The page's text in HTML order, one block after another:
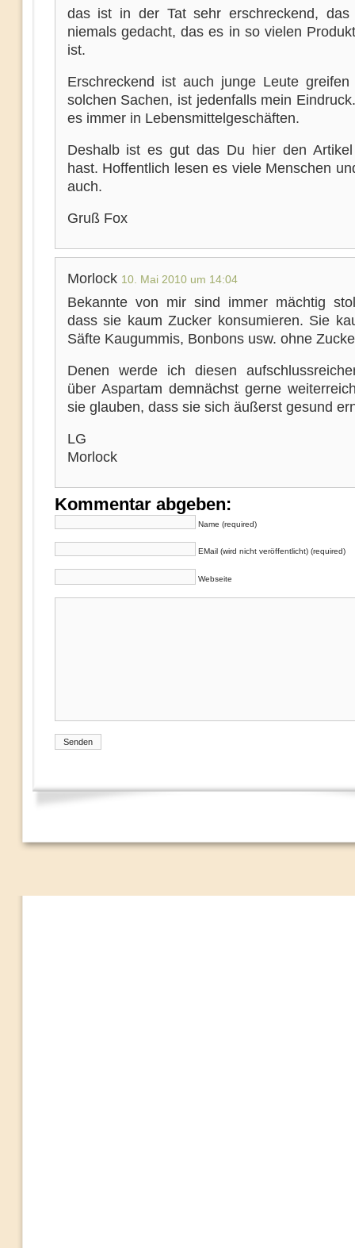
das ist in der Tat sehr erschreckend,
niemals gedacht, das es in so vielen
ist.
Erschreckend ist auch junge Leute
solchen Sachen, ist jedenfalls mein
es immer in Lebensmittelgeschäften.
Deshalb ist es gut das Du hier den Artikel
hast. Hoffentlich lesen es viele Menschen
auch.
Gruß Fox
Morlock 10. Mai 2010 um 14:04
Bekannte von mir sind immer mächtig
dass sie kaum Zucker konsumieren. Sie
Säfte Kaugummis, Bonbons usw. ohne
Denen werde ich diesen
über Aspartam demnächst gerne
sie glauben, dass sie sich äußerst gesund
LG
Morlock
Kommentar abgeben:
Name (required)
EMail (wird nicht veröffentlicht) (required)
Webseite